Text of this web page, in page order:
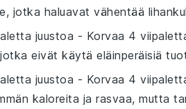
jotka haluavat vähentää
juustoa - Korvaa 4
eivät käytä eläinperäisiä
juustoa - Korvaa 4
kaloreita ja rasvaa, mutta